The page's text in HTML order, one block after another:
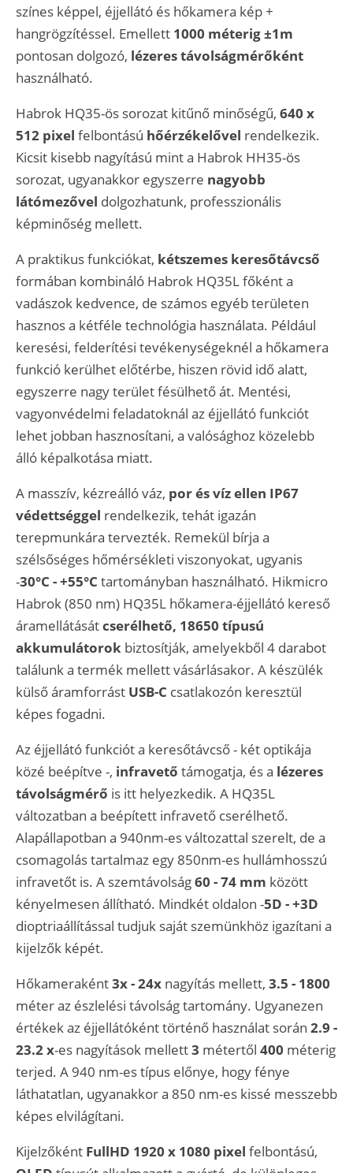
színes képpel, éjjellátó és hőkamera kép +
hangrögzítéssel. Emellett 1000 méterig ±1m
pontosan dolgozó, lézeres távolságmérőként
használható.
Habrok HQ35-ös sorozat kitűnő minőségű, 640 x
512 pixel felbontású hőérzékelővel rendelkezik.
Kicsit kisebb nagyítású mint a Habrok HH35-ös
sorozat, ugyanakkor egyszerre nagyobb
látómezővel dolgozhatunk, professzionális
képminőség mellett.
A praktikus funkciókat, kétszemes keresőtávcső
formában kombináló Habrok HQ35L főként a
vadászok kedvence, de számos egyéb területen
hasznos a kétféle technológia használata. Például
keresési, felderítési tevékenységeknél a hőkamera
funkció kerülhet előtérbe, hiszen rövid idő alatt,
egyszerre nagy terület fésülhető át. Mentési,
vagyonvédelmi feladatoknál az éjjellátó funkciót
lehet jobban hasznosítani, a valósághoz közelebb
álló képalkotása miatt.
A masszív, kézreálló váz, por és víz ellen IP67
védettséggel rendelkezik, tehát igazán
terepmunkára tervezték. Remekül bírja a
szélsőséges hőmérsékleti viszonyokat, ugyanis
-30°C - +55°C tartományban használható. Hikmicro
Habrok (850 nm) HQ35L hőkamera-éjjellátó kereső
áramellátásátcserélhető, 18650 típusú
akkumulátorok biztosítják, amelyekből 4 darabot
találunk a termék mellett vásárlásakor. A készülék
külső áramforrást USB-C csatlakozón keresztül
képes fogadni.
Az éjjellátó funkciót a keresőtávcső - két optikája
közé beépítve -, infravető támogatja, és a lézeres
távolságmérő is itt helyezkedik. A HQ35L
változatban a beépített infravető cserélhető.
Alapállapotban a 940nm-es változattal szerelt, de a
csomagolás tartalmaz egy 850nm-es hullámhosszú
infravetőt is. A szemtávolság60 - 74 mm között
kényelmesen állítható. Mindkét oldalon -5D - +3D
dioptriaállítással tudjuk saját szemünkhöz igazítani a
kijelzők képét.
Hőkameraként3x - 24x nagyítás mellett, 3.5 - 1800
méter az észlelési távolság tartomány. Ugyanezen
értékek az éjjellátóként történő használat során 2.9 -
23.2 x-es nagyítások mellett3 métertől 400 méterig
terjed. A 940 nm-es típus előnye, hogy fénye
láthatatlan, ugyanakkor a 850 nm-es kissé messzebb
képes elvilágítani.
Kijelzőként FullHD 1920 x 1080 pixel felbontású,